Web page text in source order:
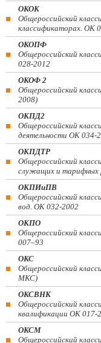
ОКОК
Общероссийский
классификаторах. ОК
ОКОПФ
Общероссийский
028-2012
ОКОФ 2
Общероссийский
2008)
ОКПД2
Общероссийский
деятельности ОК
ОКПДТР
Общероссийский
служащих и тарифных
ОКПИиПВ
Общероссийский
вод. ОК 032-2002
ОКПО
Общероссийский
007–93
ОКС
Общероссийский
МКС)
ОКСВНК
Общероссийский
квалификации ОК 017-
ОКСМ
Общероссийский